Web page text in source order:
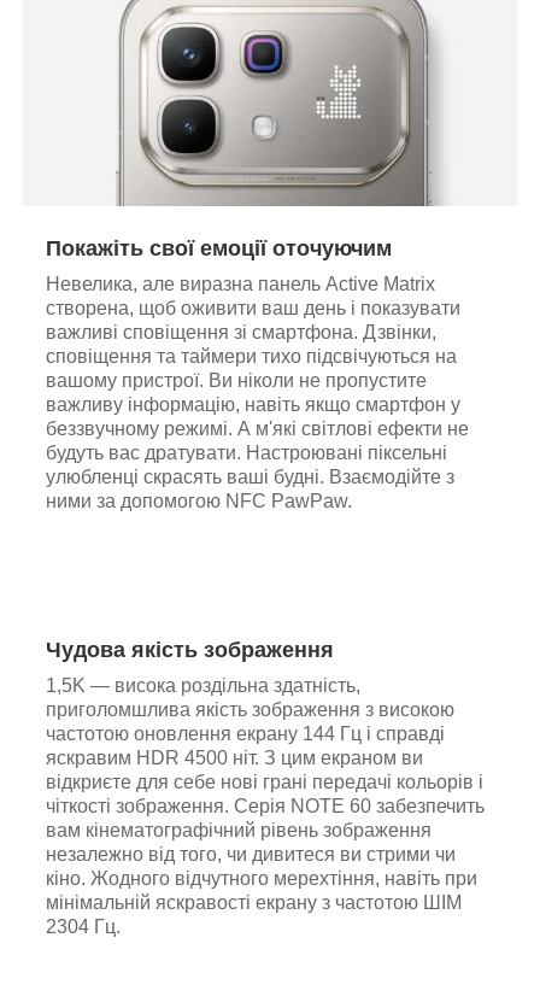
Покажіть свої емоції оточуючим
Невелика, але виразна панель Active Matrix
створена, щоб оживити ваш день і показувати
важливі сповіщення зі смартфона. Дзвінки,
сповіщення та таймери тихо підсвічуються на
вашому пристрої. Ви ніколи не пропустите
важливу інформацію, навіть якщо смартфон у
беззвучному режимі. А м'які світлові ефекти не
будуть вас дратувати. Настроювані піксельні
улюбленці скрасять ваші будні. Взаємодійте з
ними за допомогою NFC PawPaw.
Чудова якість зображення
1,5K — висока роздільна здатність,
приголомшлива якість зображення з високою
частотою оновлення екрану 144 Гц і справді
яскравим HDR 4500 ніт. З цим екраном ви
відкриєте для себе нові грані передачі кольорів і
чіткості зображення. Серія NOTE 60 забезпечить
вам кінематографічний рівень зображення
незалежно від того, чи дивитеся ви стрими чи
кіно. Жодного відчутного мерехтіння, навіть при
мінімальній яскравості екрану з частотою ШІМ
2304 Гц.